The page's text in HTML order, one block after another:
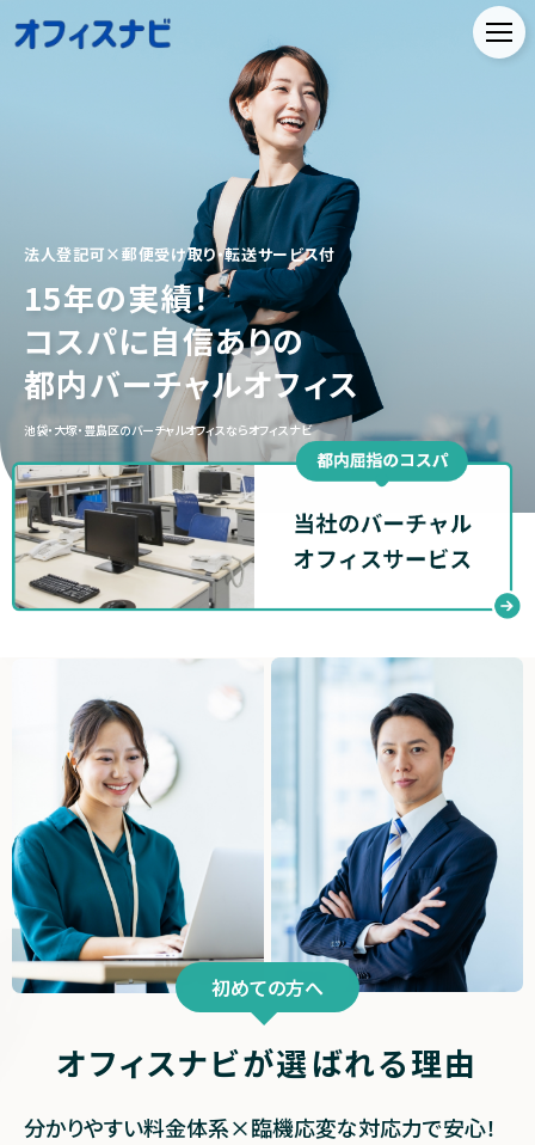
池袋・大塚・豊島区のバーチャルオフィスならオフィスナビ
法人登記可×郵便受け取り・転送サービス付
15年の実績！
コスパに自信ありの
都内バーチャルオフィス
初めての方へ
オフィスナビが選ばれる理由
分かりやすい料金体系×臨機応変な対応力で安心！